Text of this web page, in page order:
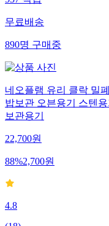
537적립
무료배송
890명구매중
네오플램 유리 클락 밀
밥보관 오븐용기 스텐
보관용기
22,700원
88%2,700원
4.8